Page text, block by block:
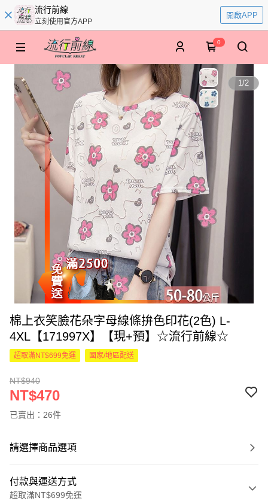
流行前線
立刻使用官方APP
開啟APP
0
1/2
棉上衣笑臉花朵字母線條拚色印花(2色) L-
4XL【171997X】【現+預】☆流行前線☆
超取滿NT$699免運 國家/地區配送
NT$940
NT$470
已賣出：26件
請選擇商品選項
付款與運送方式
超取滿NT$699免運